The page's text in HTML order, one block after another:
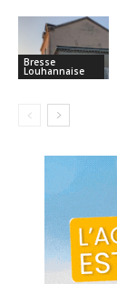
Bresse
Louhannaise